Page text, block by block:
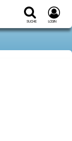
Suche Login